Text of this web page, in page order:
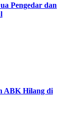
Pengedar dan
ABK Hilang di